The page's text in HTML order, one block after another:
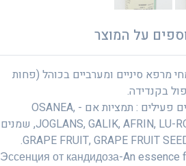
על המוצר
מרפא סיניים ומערביים בכוהל (פחות
הרכב חומרים פעילים : תמציות אם - OSANEA,
JOGLANS, GALIK, AFRIN, LU-RONG HERB, שמנים
Эссенция от кандидоза-An essence